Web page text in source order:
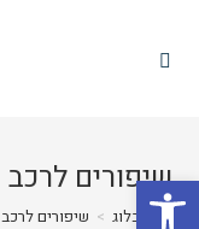
שיפורים לרכב
בלוג > שיפורים לרכב פתח סרגל נגישות